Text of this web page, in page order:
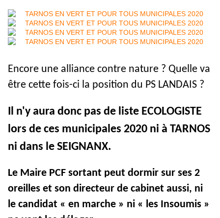
Encore une alliance contre nature ? Quelle va
être cette fois-ci la position du PS LANDAIS ?
Il n'y aura donc pas de liste ECOLOGISTE
lors de ces municipales 2020 ni à TARNOS
ni dans le SEIGNANX.
Le Maire PCF sortant peut dormir sur ses 2
oreilles et son directeur de cabinet aussi, ni
le candidat « en marche » ni « les Insoumis »